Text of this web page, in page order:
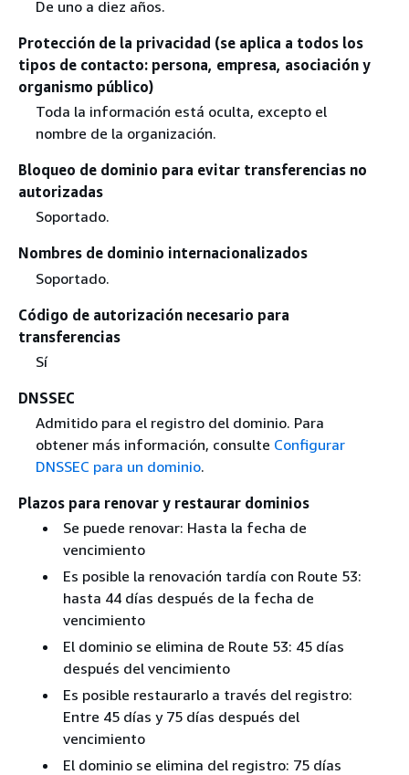
De uno a diez años.
Protección de la privacidad (se aplica a todos los
tipos de contacto: persona, empresa, asociación y
organismo público)
Toda la información está oculta, excepto el
nombre de la organización.
Bloqueo de dominio para evitar transferencias no
autorizadas
Soportado.
Nombres de dominio internacionalizados
Soportado.
Código de autorización necesario para
transferencias
Sí
DNSSEC
Admitido para el registro del dominio. Para
obtener más información, consulte Configurar
DNSSEC para un dominio.
Plazos para renovar y restaurar dominios
Se puede renovar: Hasta la fecha de
vencimiento
Es posible la renovación tardía con Route 53:
hasta 44 días después de la fecha de
vencimiento
El dominio se elimina de Route 53: 45 días
después del vencimiento
Es posible restaurarlo a través del registro:
Entre 45 días y 75 días después del
vencimiento
El dominio se elimina del registro: 75 días